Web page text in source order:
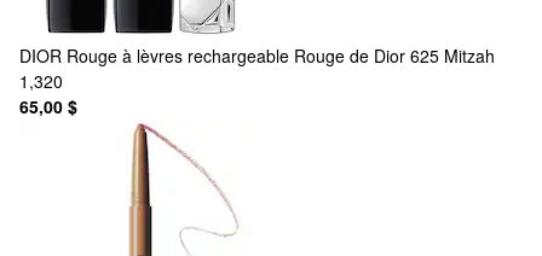
DIOR Rouge à lèvres rechargeable Rouge de Dior 625 Mitzah
1,320
65,00 $